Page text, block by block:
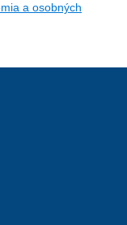
a osobných